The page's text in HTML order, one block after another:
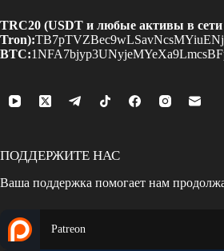
TRC20 (USDT и любые активы в сети
Tron):
BTC:
ПОДДЕРЖИТЕ НАС
Ваша поддержка помогает нам
Patreon